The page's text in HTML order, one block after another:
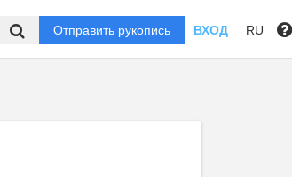
Отправить рукопись ВХОД RU